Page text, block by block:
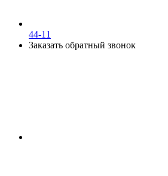
44-11
Заказать обратный звонок